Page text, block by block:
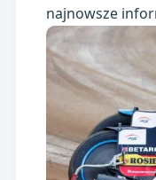
najnowsze